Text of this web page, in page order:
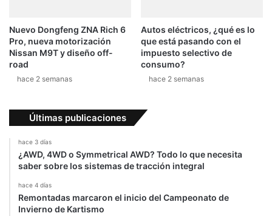
Nuevo Dongfeng ZNA Rich 6
Pro, nueva motorización
Nissan M9T y diseño off-
road
hace 2 semanas
Autos eléctricos, ¿qué es lo
que está pasando con el
impuesto selectivo de
consumo?
hace 2 semanas
Últimas publicaciones
hace 3 días
¿AWD, 4WD o Symmetrical AWD? Todo lo que necesita
saber sobre los sistemas de tracción integral
hace 4 días
Remontadas marcaron el inicio del Campeonato de
Invierno de Kartismo